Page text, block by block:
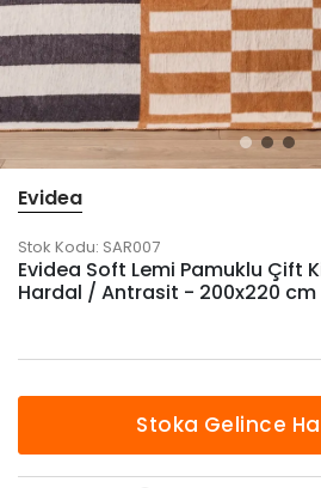
Evidea
Stok Kodu: SAR007
Evidea Soft Lemi Pamuklu Çift
Hardal / Antrasit - 200x220 cm
Stoka Gelince